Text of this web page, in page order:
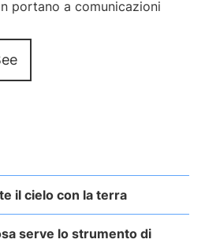
portano a comunicazioni
il cielo con la terra
serve lo strumento di